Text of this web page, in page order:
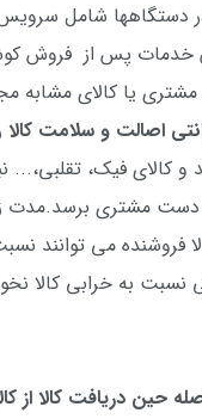
دستگاهها شامل
خدمات پس از فروش
یا کالای مشابه
اصالت و سلامت کالا
فیک، تقلبی،...
مشتری برسد.مدت
فروشنده می توانند
نسبت به خرابی کالا
حین دریافت کالا از